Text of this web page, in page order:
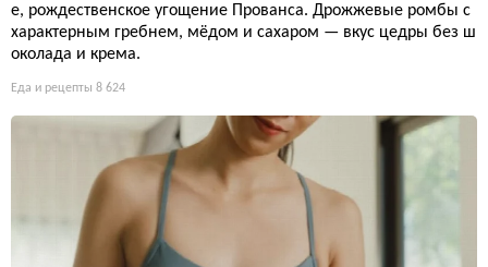
е, рождественское угощение Прованса. Дрожжевые ромбы с
характерным гребнем, мёдом и сахаром — вкус цедры без ш
околада и крема.
Еда и рецепты 8 624